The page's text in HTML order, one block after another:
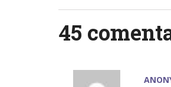
45